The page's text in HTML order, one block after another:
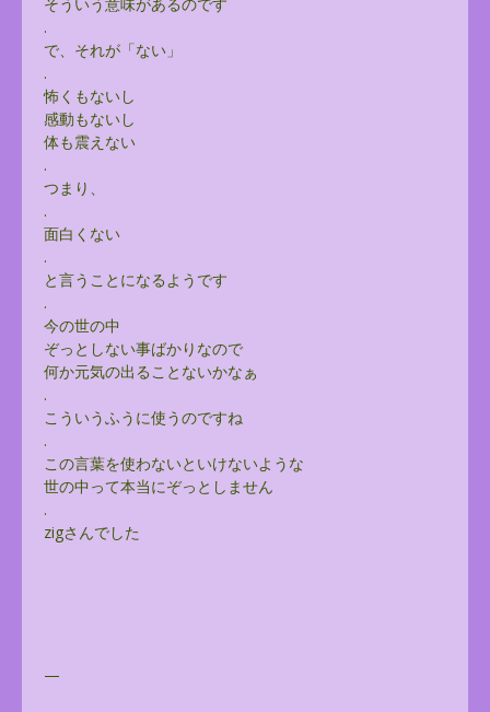
.
で、それが「ない」
.
怖くもないし
感動もないし
体も震えない
.
つまり、
.
面白くない
.
と言うことになるようです
.
今の世の中
ぞっとしない事ばかりなので
何か元気の出ることないかなぁ
.
こういうふうに使うのですね
.
この言葉を使わないといけないような
世の中って本当にぞっとしません
.
zigさんでした
—